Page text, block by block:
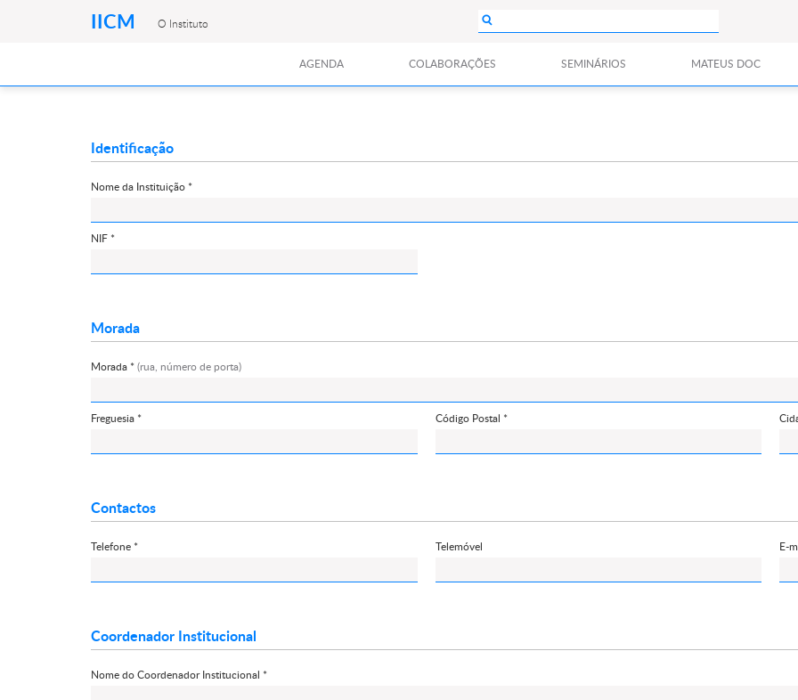
IICM O Instituto
AGENDA COLABORAÇÕES SEMINÁRIOS MATEUS DOC
Identificação
Nome da Instituição *
NIF *
Morada
Morada * (rua, número de porta)
Freguesia * Código Postal *
Contactos
Telefone * Telemóvel E-
Coordenador Institucional
Nome do Coordenador Institucional *